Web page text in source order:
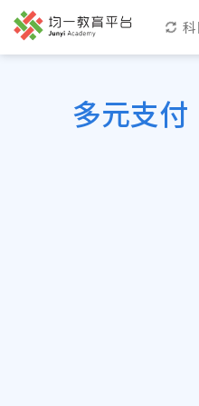
科
多元支付